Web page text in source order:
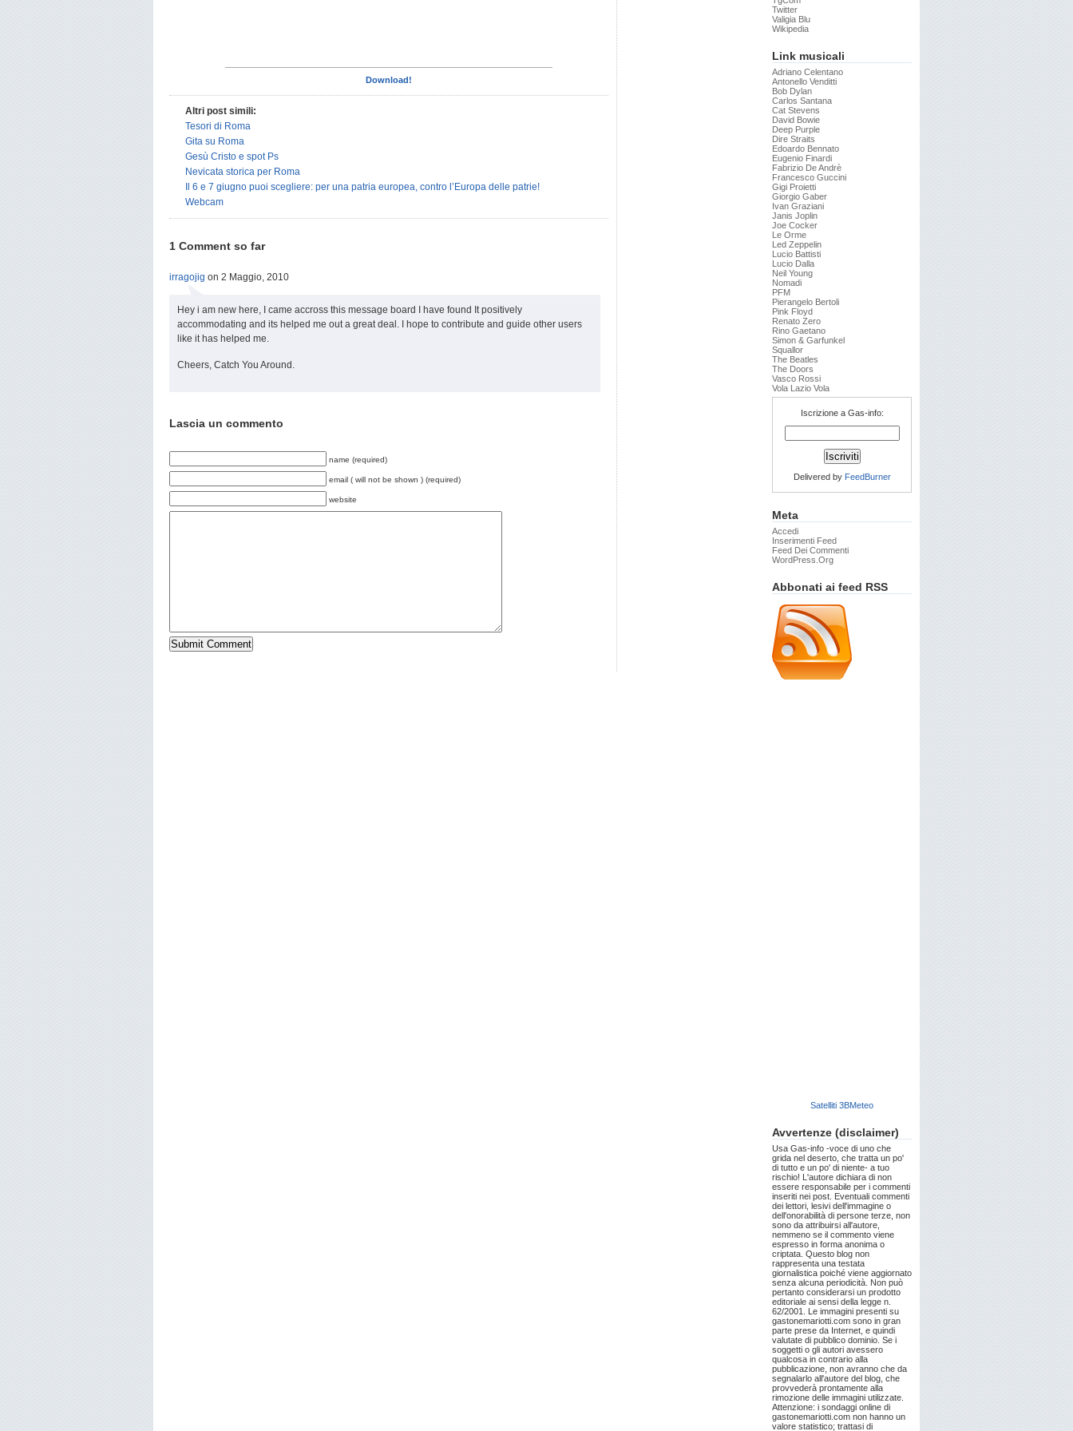
Download!
Altri post simili:
Tesori di Roma
Gita su Roma
Gesù Cristo e spot Ps
Nevicata storica per Roma
Il 6 e 7 giugno puoi scegliere: per una patria europea, contro l’Europa delle patrie!
Webcam
1 Comment so far
irragojig on 2 Maggio, 2010
Hey i am new here, I came accross this message board I have found It positively
accommodating and its helped me out a great deal. I hope to contribute and guide other users
like it has helped me.
Cheers, Catch You Around.
Lascia un commento
name (required)
email ( will not be shown ) (required)
website
Twitter
Valigia Blu
Wikipedia
Link musicali
Adriano Celentano
Antonello Venditti
Bob Dylan
Carlos Santana
Cat Stevens
David Bowie
Deep Purple
Dire Straits
Edoardo Bennato
Eugenio Finardi
Fabrizio De Andrè
Francesco Guccini
Gigi Proietti
Giorgio Gaber
Ivan Graziani
Janis Joplin
Joe Cocker
Le Orme
Led Zeppelin
Lucio Battisti
Lucio Dalla
Neil Young
Nomadi
PFM
Pierangelo Bertoli
Pink Floyd
Renato Zero
Rino Gaetano
Simon & Garfunkel
Squallor
The Beatles
The Doors
Vasco Rossi
Vola Lazio Vola
Iscrizione a Gas-info:
Delivered by FeedBurner
Meta
Accedi
Inserimenti Feed
Feed Dei Commenti
WordPress.org
Abbonati ai feed RSS
Satelliti 3BMeteo
Avvertenze (disclaimer)
Usa Gas-info -voce di uno che
grida nel deserto, che tratta un po'
di tutto e un po' di niente- a tuo
rischio! L'autore dichiara di non
essere responsabile per i commenti
inseriti nei post. Eventuali commenti
dei lettori, lesivi dell'immagine o
dell'onorabilità di persone terze, non
sono da attribuirsi all'autore,
nemmeno se il commento viene
espresso in forma anonima o
criptata. Questo blog non
rappresenta una testata
giornalistica poiché viene aggiornato
senza alcuna periodicità. Non può
pertanto considerarsi un prodotto
editoriale ai sensi della legge n.
62/2001. Le immagini presenti su
gastonemariotti.com sono in gran
parte prese da Internet, e quindi
valutate di pubblico dominio. Se i
soggetti o gli autori avessero
qualcosa in contrario alla
pubblicazione, non avranno che da
segnalarlo all'autore del blog, che
provvederà prontamente alla
rimozione delle immagini utilizzate.
Attenzione: i sondaggi online di
gastonemariotti.com non hanno un
valore statistico; trattasi di